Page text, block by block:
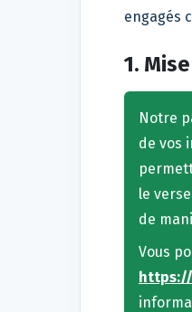
engagés
1.
Notre
de vos
le
de
Vous